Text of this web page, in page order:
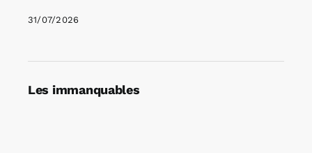
31/07/2026
Les immanquables